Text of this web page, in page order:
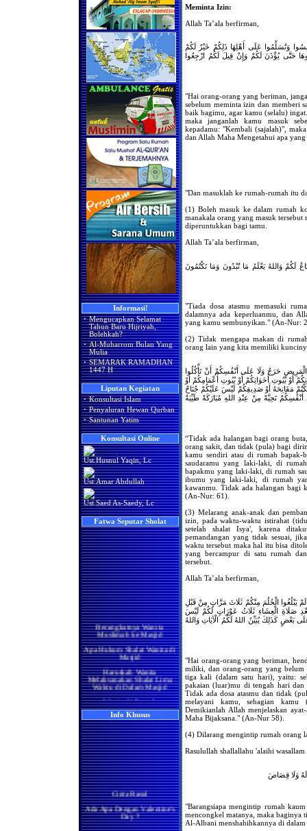
Informasi!
· Mengucapkan Selamat
Tahun Baru Hijriyah,
Bolehkah?
· Al-Muharrom Bulan Yang
Mulia
· SEMARAK RAMADHAN
1447 H
Liputan Kegiatan
· Konsultasi Islam
· Penyaluran Hewan Qurban
· Santunan Yatim
Konsultasi Online
Ust.Husnul Yaqin, Lc
Ust.Amar Abdullah
Ust.Saed As-Saedy, Lc
Fatwa Seputar Sholat
Berangkatnya Wanita
Muslimah ke Masjid
Apa Hukum Shalat Wanita di
Masjid
Haruskah Wanita
Melaksanakan Shalat Lima
Waktu di Dalam Masjid
Wanita di Rumah
Berma'mum Kepada Imam
di Masjid
Apakah Shalatnya Seorang
Wanita di rumah Lebih
Utama Ataukah di Masjidil
Haram
Manakah yang Lebih Utama
Bagi Wanita Pada Bulan
Ramadhan, Melaksanakan
Shalat di Masjidil Haram
atau di Rumah
Shalatnya Kaum Wanita
yang Sedang Umrah di
Bulan Ramadhan
Info Khusus
Cinta Rasul
Ada Apa Dengan Valentine's
Day ?
Manisnya Iman
Meminta Izin:
Allah Ta’ala berfirman,
وَتُسَلِّمُوا عَلَى أَهْلِهَا ذَلِكُمْ خَيْرٌ لَكُمْ
تَدْخُلُوهَا حَتَّى يُؤْذَنَ لَكُمْ وَإِنْ قِيلَ لَكُمُ ارْجِعُوا
"Hai orang-orang yang beriman,
sebelum meminta izin dan memberi
baik bagimu, agar kamu (selalu)
maka janganlah kamu masuk
kepadamu: "Kembali (sajalah)",
dan Allah Maha Mengetahui apa
"Dan masuklah ke rumah-rumah itu
(1) Boleh masuk ke dalam rumah
manakala orang yang masuk
diperuntukkan bagi tamu.
Allah Ta’ala berfirman,
لَكُمْ وَاللهُ يَعْلَمُ مَا تُبْدُونَ وَمَا تَكْتُمُونَ
"Tiada dosa atasmu memasuki
dalamnya ada keperluanmu, dan
yang kamu sembunyikan." (An-Nur:
(2) Tidak mengapa makan di
orang lain yang kita memiliki
حَرَجٌ وَلَا عَلَى أَنْفُسِكُمْ أَنْ تَأْكُلُوا
أَوْ بُيُوتِ أَخَوَاتِكُمْ أَوْ بُيُوتِ أَعْمَامِكُمْ أَوْ
مَفَاتِحَهُ أَوْ صَدِيقِكُمْ لَيْسَ عَلَيْكُمْ جُنَاحٌ
أَنْفُسِكُمْ تَحِيَّةً مِنْ عِنْدِ اللهِ مُبَارَكَةً طَيِّبَةً
“Tidak ada halangan bagi orang
orang sakit, dan tidak (pula) bagi
kamu sendiri atau di rumah
saudaramu yang laki-laki, di
bapakmu yang laki-laki, di rumah
ibumu yang laki-laki, di rumah
kawanmu. Tidak ada halangan bagi
(An-Nur: 61).
(3) Melarang anak-anak dan
izin, pada waktu-waktu istirahat
setelah shalat Isya', karena
pemandangan yang tidak sesuai,
waktu tersebut maka hal itu bisa
yang bercampur di satu rumah
tersebut.
Allah Ta’ala berfirman,
لَمْ يَبْلُغُوا الْحُلُمَ مِنْكُمْ ثَلَاثَ مَرَّاتٍ مِنْ قَبْلِ
صَلَاةِ الْعِشَاءِ ثَلَاثُ عَوْرَاتٍ لَكُمْ لَيْسَ
كَذَلِكَ يُبَيِّنُ اللهُ لَكُمُ الْآيَاتِ وَاللهُ
"Hai orang-orang yang beriman,
miliki, dan orang-orang yang belum
tiga kali (dalam satu hari), yaitu:
pakaian (luar)mu di tengah hari dan
Tidak ada dosa atasmu dan tidak
melayani kamu, sebagian kamu
Demikianlah Allah menjelaskan
Maha Bijaksana." (An-Nur 58).
(4) Dilarang mengintip rumah orang
Rasulullah shallallahu 'alaihi wasallam
لَهُ وَلَا قِصَاصَ
"Barangsiapa mengintip rumah
mencongkel matanya, maka baginya
Al-Albani menshahihkannya di